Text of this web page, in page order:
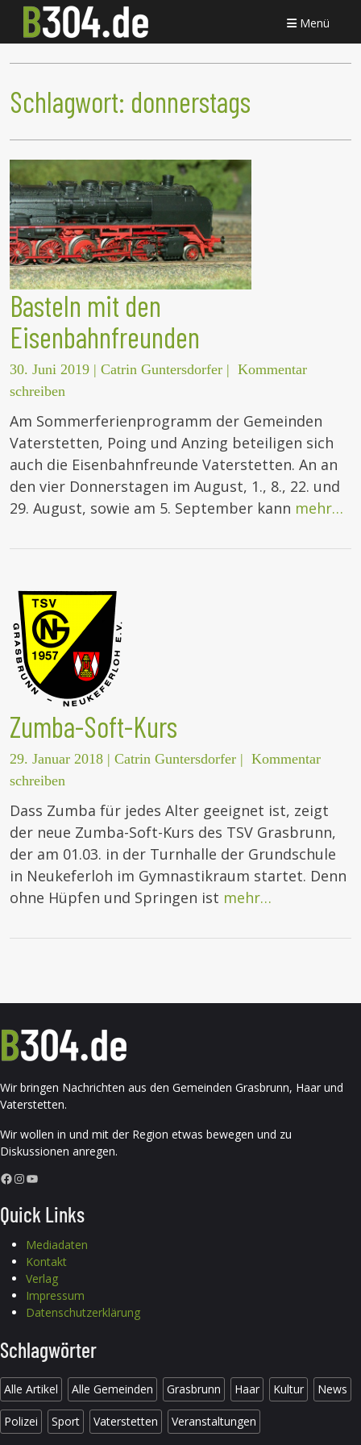
Menü
Schlagwort: donnerstags
Basteln mit den
Eisenbahnfreunden
30. Juni 2019 | Catrin Guntersdorfer | Kommentar
schreiben
Am Sommerferienprogramm der Gemeinden
Vaterstetten, Poing und Anzing beteiligen sich
auch die Eisenbahnfreunde Vaterstetten. An an
den vier Donnerstagen im August, 1., 8., 22. und
29. August, sowie am 5. September kann mehr…
Zumba-Soft-Kurs
29. Januar 2018 | Catrin Guntersdorfer | Kommentar
schreiben
Dass Zumba für jedes Alter geeignet ist, zeigt
der neue Zumba-Soft-Kurs des TSV Grasbrunn,
der am 01.03. in der Turnhalle der Grundschule
in Neukeferloh im Gymnastikraum startet. Denn
ohne Hüpfen und Springen ist mehr…
Wir bringen Nachrichten aus den Gemeinden Grasbrunn, Haar und
Vaterstetten.
Wir wollen in und mit der Region etwas bewegen und zu
Diskussionen anregen.
Facebook InstagramYouTube
Quick Links
Mediadaten
Kontakt
Verlag
Impressum
Datenschutzerklärung
Schlagwörter
Alle Artikel Alle Gemeinden Grasbrunn Haar Kultur News
Polizei Sport Vaterstetten Veranstaltungen